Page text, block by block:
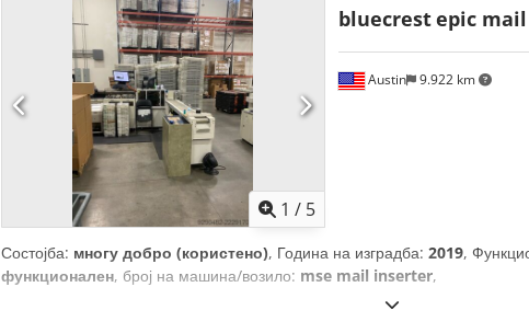
1 / 5
Austin 9.922 km
bluecrestepic
Состојба: многу добро (користено), Година на изградба: 2019,
функционален, број на машина/возило: mse mail inserter,